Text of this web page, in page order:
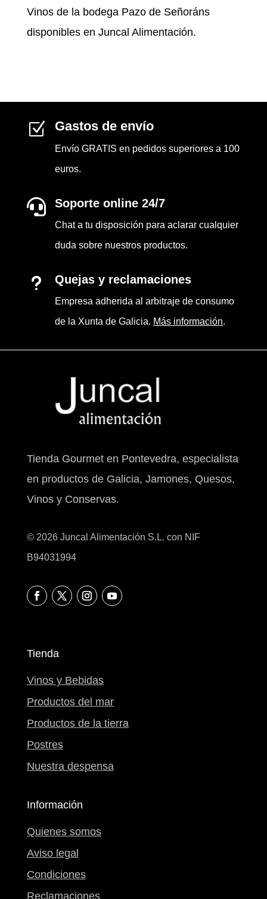
Vinos de la bodega Pazo de Señoráns
disponibles en Juncal Alimentación.
Z Gastos de envío
Envío GRATIS en pedidos superiores a 100
euros.
 Soporte online 24/7
Chat a tu disposición para aclarar cualquier
duda sobre nuestros productos.
u Quejas y reclamaciones
Empresa adherida al arbitraje de consumo
de la Xunta de Galicia. Más información.
Tienda Gourmet en Pontevedra, especialista
en productos de Galicia, Jamones, Quesos,
Vinos y Conservas.
© 2026 Juncal Alimentación S.L. con NIF
B94031994
Tienda
Vinos y Bebidas
Productos del mar
Productos de la tierra
Postres
Nuestra despensa
Información
Quienes somos
Aviso legal
Condiciones
Reclamaciones